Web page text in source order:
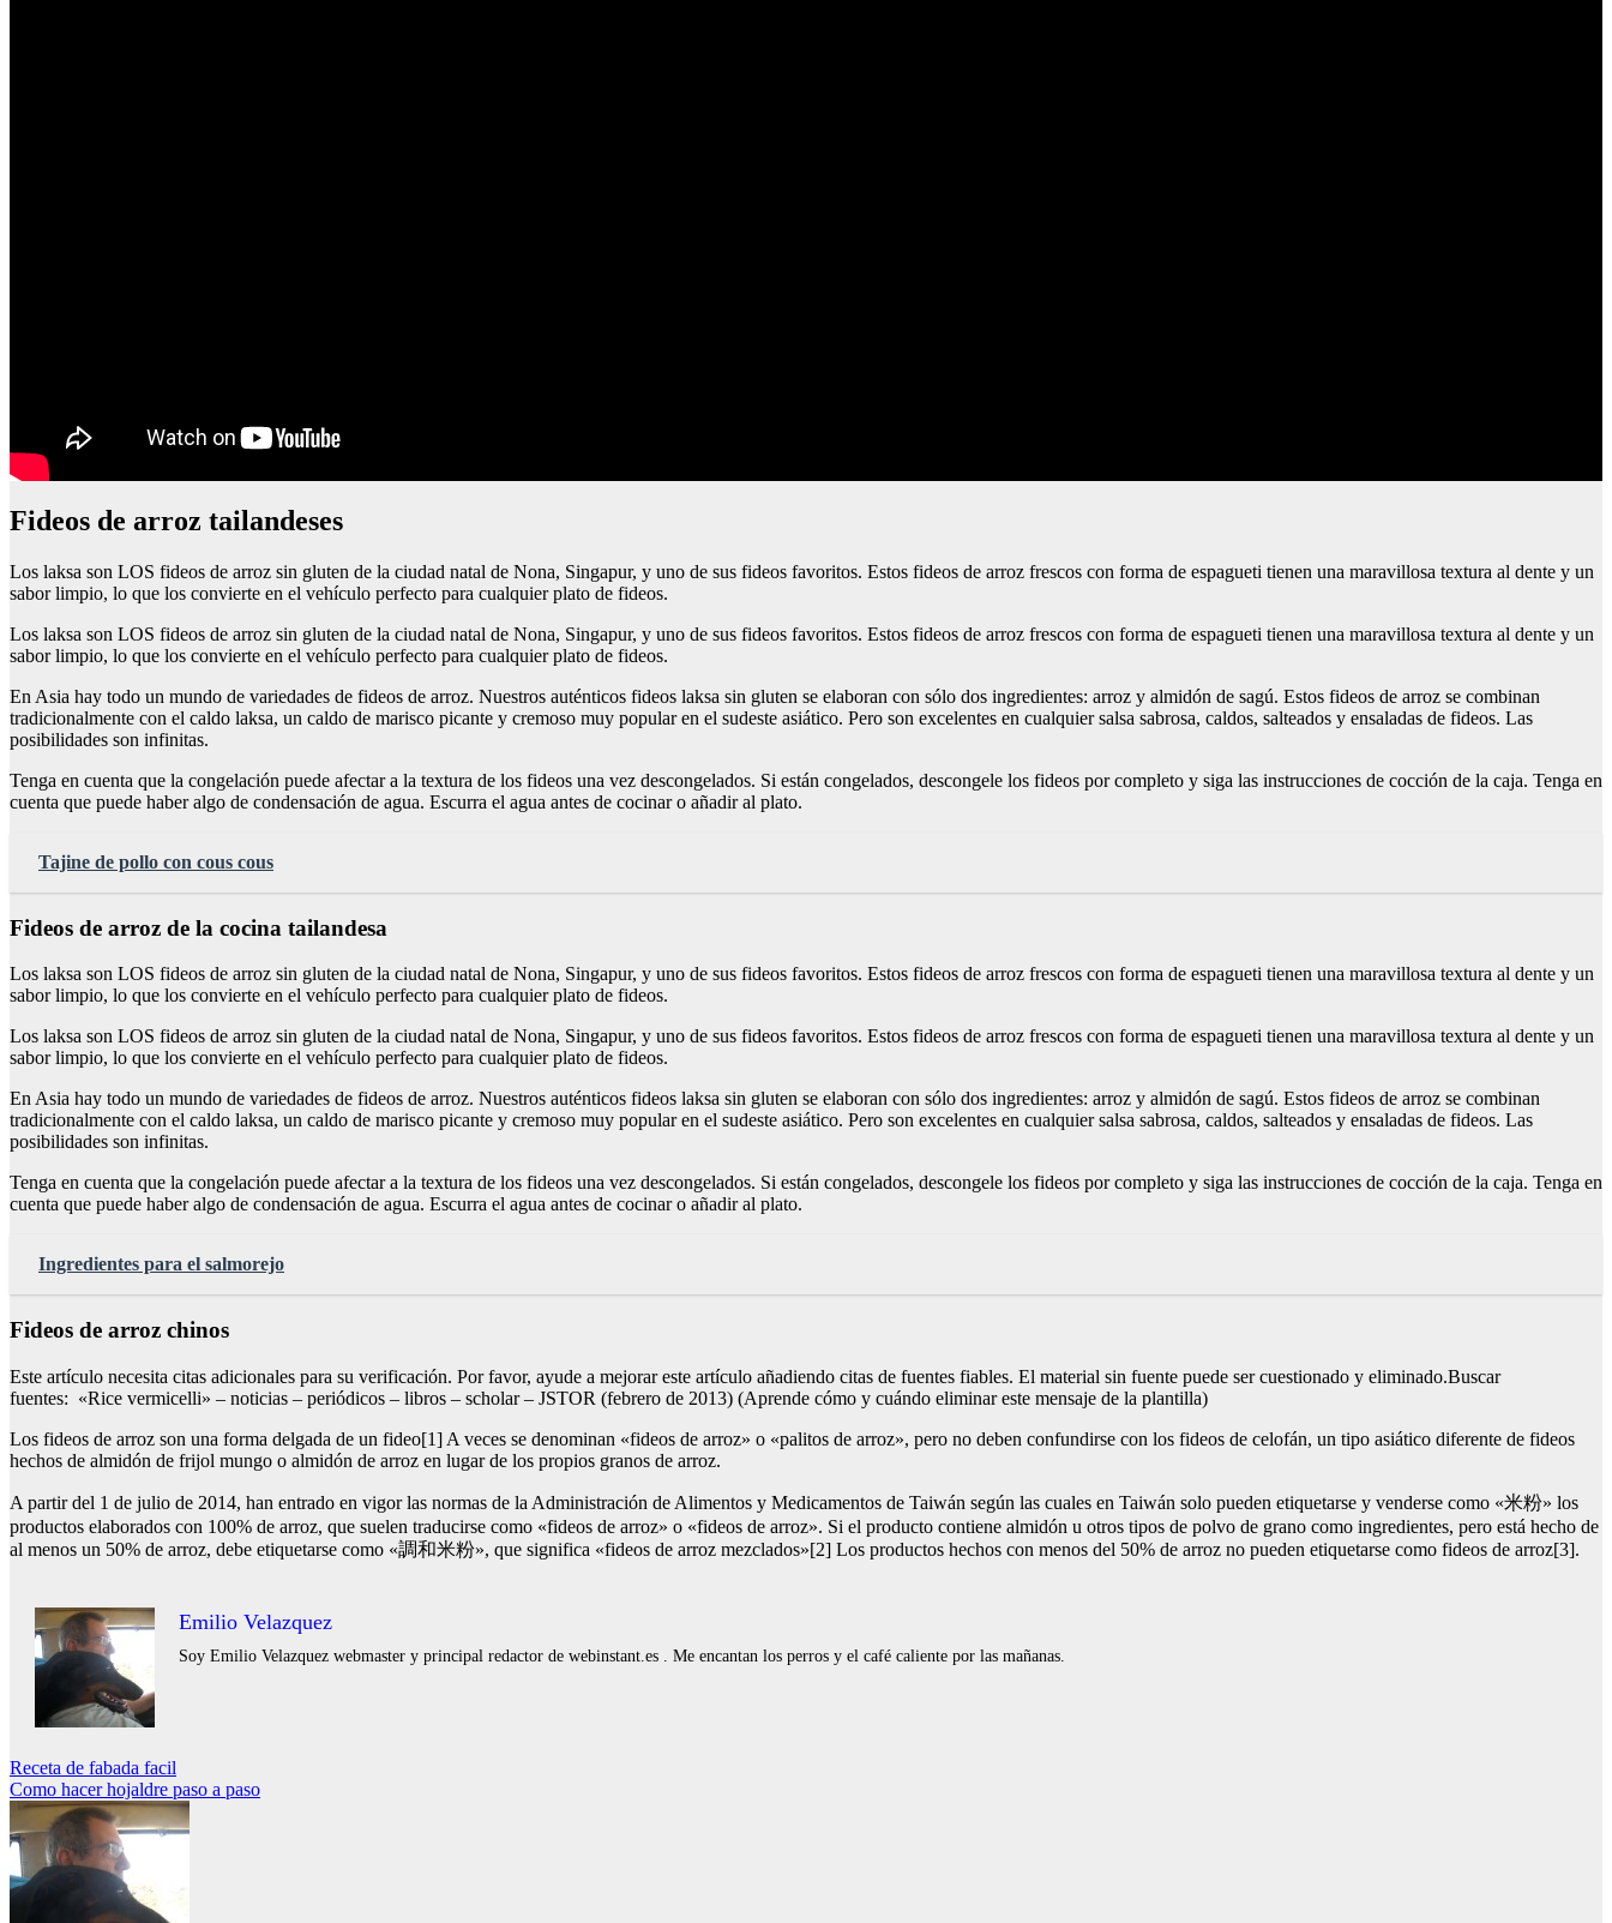
Fideos de arroz tailandeses
Los laksa son LOS fideos de arroz sin gluten de la ciudad natal de Nona, Singapur, y uno de sus fideos favoritos. Estos fideos de arroz frescos con forma de espagueti tienen una maravillosa textura al dente y un
sabor limpio, lo que los convierte en el vehículo perfecto para cualquier plato de fideos.
Los laksa son LOS fideos de arroz sin gluten de la ciudad natal de Nona, Singapur, y uno de sus fideos favoritos. Estos fideos de arroz frescos con forma de espagueti tienen una maravillosa textura al dente y un
sabor limpio, lo que los convierte en el vehículo perfecto para cualquier plato de fideos.
En Asia hay todo un mundo de variedades de fideos de arroz. Nuestros auténticos fideos laksa sin gluten se elaboran con sólo dos ingredientes: arroz y almidón de sagú. Estos fideos de arroz se combinan
tradicionalmente con el caldo laksa, un caldo de marisco picante y cremoso muy popular en el sudeste asiático. Pero son excelentes en cualquier salsa sabrosa, caldos, salteados y ensaladas de fideos. Las
posibilidades son infinitas.
Tenga en cuenta que la congelación puede afectar a la textura de los fideos una vez descongelados. Si están congelados, descongele los fideos por completo y siga las instrucciones de cocción de la caja. Tenga en
cuenta que puede haber algo de condensación de agua. Escurra el agua antes de cocinar o añadir al plato.
Tajine de pollo con cous cous
Fideos de arroz de la cocina tailandesa
Los laksa son LOS fideos de arroz sin gluten de la ciudad natal de Nona, Singapur, y uno de sus fideos favoritos. Estos fideos de arroz frescos con forma de espagueti tienen una maravillosa textura al dente y un
sabor limpio, lo que los convierte en el vehículo perfecto para cualquier plato de fideos.
Los laksa son LOS fideos de arroz sin gluten de la ciudad natal de Nona, Singapur, y uno de sus fideos favoritos. Estos fideos de arroz frescos con forma de espagueti tienen una maravillosa textura al dente y un
sabor limpio, lo que los convierte en el vehículo perfecto para cualquier plato de fideos.
En Asia hay todo un mundo de variedades de fideos de arroz. Nuestros auténticos fideos laksa sin gluten se elaboran con sólo dos ingredientes: arroz y almidón de sagú. Estos fideos de arroz se combinan
tradicionalmente con el caldo laksa, un caldo de marisco picante y cremoso muy popular en el sudeste asiático. Pero son excelentes en cualquier salsa sabrosa, caldos, salteados y ensaladas de fideos. Las
posibilidades son infinitas.
Tenga en cuenta que la congelación puede afectar a la textura de los fideos una vez descongelados. Si están congelados, descongele los fideos por completo y siga las instrucciones de cocción de la caja. Tenga en
cuenta que puede haber algo de condensación de agua. Escurra el agua antes de cocinar o añadir al plato.
Ingredientes para el salmorejo
Fideos de arroz chinos
Este artículo necesita citas adicionales para su verificación. Por favor, ayude a mejorar este artículo añadiendo citas de fuentes fiables. El material sin fuente puede ser cuestionado y eliminado.Buscar
fuentes: «Rice vermicelli» – noticias – periódicos – libros – scholar – JSTOR (febrero de 2013) (Aprende cómo y cuándo eliminar este mensaje de la plantilla)
Los fideos de arroz son una forma delgada de un fideo[1] A veces se denominan «fideos de arroz» o «palitos de arroz», pero no deben confundirse con los fideos de celofán, un tipo asiático diferente de fideos
hechos de almidón de frijol mungo o almidón de arroz en lugar de los propios granos de arroz.
A partir del 1 de julio de 2014, han entrado en vigor las normas de la Administración de Alimentos y Medicamentos de Taiwán según las cuales en Taiwán solo pueden etiquetarse y venderse como «米粉» los
productos elaborados con 100% de arroz, que suelen traducirse como «fideos de arroz» o «fideos de arroz». Si el producto contiene almidón u otros tipos de polvo de grano como ingredientes, pero está hecho de
al menos un 50% de arroz, debe etiquetarse como «調和米粉», que significa «fideos de arroz mezclados»[2] Los productos hechos con menos del 50% de arroz no pueden etiquetarse como fideos de arroz[3].
Emilio Velazquez
Soy Emilio Velazquez webmaster y principal redactor de webinstant.es . Me encantan los perros y el café caliente por las mañanas.
Navegación
de
entradas
Receta de fabada facil
Como hacer hojaldre paso a paso